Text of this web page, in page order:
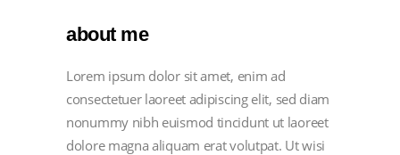
about me
Lorem ipsum dolor sit amet, enim ad
consectetuer laoreet adipiscing elit, sed diam
nonummy nibh euismod tincidunt ut laoreet
dolore magna aliquam erat volutpat. Ut wisi